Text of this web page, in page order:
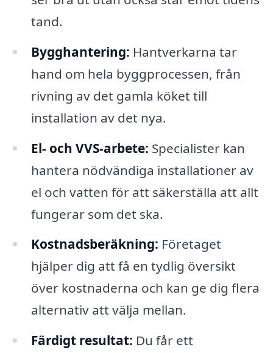
tand.
Bygghantering: Hantverkarna tar
hand om hela byggprocessen, från
rivning av det gamla köket till
installation av det nya.
El- och VVS-arbete: Specialister kan
hantera nödvändiga installationer av
el och vatten för att säkerställa att allt
fungerar som det ska.
Kostnadsberäkning: Företaget
hjälper dig att få en tydlig översikt
över kostnaderna och kan ge dig flera
alternativ att välja mellan.
Färdigt resultat: Du får ett